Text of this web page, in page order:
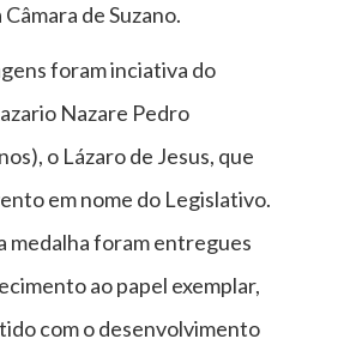
de Suzano.
foram inciativa do
Nazare Pedro
o Lázaro de Jesus, que
em nome do Legislativo.
medalha foram entregues
ao papel exemplar,
com o desenvolvimento